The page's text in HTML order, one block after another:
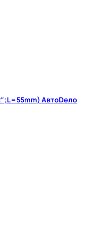
T27 (1/2″;L=55mm) АвтоDело